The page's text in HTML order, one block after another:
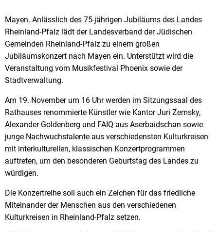
Mayen. Anlässlich des 75-jährigen Jubiläums des Landes
Rheinland-Pfalz lädt der Landesverband der Jüdischen
Gemeinden Rheinland-Pfalz zu einem großen
Jubiläumskonzert nach Mayen ein. Unterstützt wird die
Veranstaltung vom Musikfestival Phoenix sowie der
Stadtverwaltung.
Am 19. November um 16 Uhr werden im Sitzungssaal des
Rathauses renommierte Künstler wie Kantor Juri Zemsky,
Alexander Goldenberg und FAIQ aus Aserbaidschan sowie
junge Nachwuchstalente aus verschiedensten Kulturkreisen
mit interkulturellen, klassischen Konzertprogrammen
auftreten, um den besonderen Geburtstag des Landes zu
würdigen.
Die Konzertreihe soll auch ein Zeichen für das friedliche
Miteinander der Menschen aus den verschiedenen
Kulturkreisen in Rheinland-Pfalz setzen.